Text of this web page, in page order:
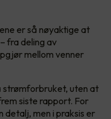
er så nøyaktige at
fra deling av
mellom venner
strømforbruket, uten at
siste rapport. For
detalj, men i praksis er